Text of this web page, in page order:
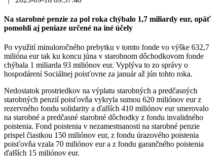
Na starobné penzie za pol roka chýbalo 1,7 miliardy eur, opäť
pomohli aj peniaze určené na iné účely
Po využití minuloročného prebytku v tomto fonde vo výške 632,7
milióna eur tak ku koncu júna v starobnom dôchodkovom fonde
chýbala 1 miliarda 93 miliónov eur. Vyplýva to zo správy o
hospodárení Sociálnej poisťovne za január až jún tohto roka.
Nedostatok prostriedkov na výplatu starobných a predčasných
starobných penzií poisťovňa vykryla sumou 620 miliónov eur z
rezervného fondu solidarity a ďalších 410 miliónov eur smerovalo
na starobné a predčasné starobné dôchodky z fondu invalidného
poistenia. Fond poistenia v nezamestnanosti na starobné penzie
prispel čiastkou 150 miliónov eur, z fondu úrazového poistenia
poisťovňa vzala 70 miliónov eur a z fondu garančného poistenia
ďalších 15 miliónov eur.